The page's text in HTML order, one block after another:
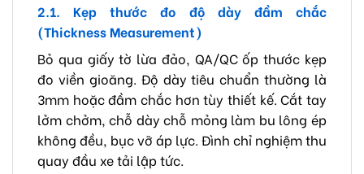
2.1. Kẹp thước đo độ dày đầm chắc
(Thickness Measurement)
Bỏ qua giấy tờ lừa đảo, QA/QC ốp thước kẹp
đo viền gioăng. Độ dày tiêu chuẩn thường là
3mm hoặc đầm chắc hơn tùy thiết kế. Cắt tay
lởm chởm, chỗ dày chỗ mỏng làm bu lông ép
không đều, bục vỡ áp lực. Đình chỉ nghiệm thu
quay đầu xe tải lập tức.